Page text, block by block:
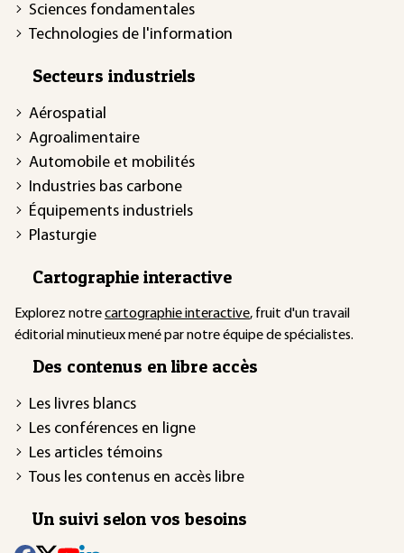
Sciences fondamentales
Technologies de l'information
Secteurs industriels
Aérospatial
Agroalimentaire
Automobile et mobilités
Industries bas carbone
Équipements industriels
Plasturgie
Cartographie interactive
Explorez notrecartographie interactive, fruit d'un travail
éditorial minutieux mené par notre équipe de spécialistes.
Des contenus en libre accès
Les livres blancs
Les conférences en ligne
Les articles témoins
Tous les contenus en accès libre
Un suivi selon vos besoins